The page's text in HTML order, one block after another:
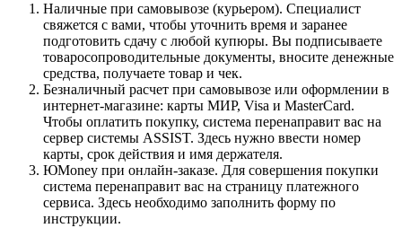
Наличные при самовывозе (курьером). Специалист
свяжется с вами, чтобы уточнить время и заранее
подготовить сдачу с любой купюры. Вы подписываете
товаросопроводительные документы, вносите денежные
средства, получаете товар и чек.
Безналичный расчет при самовывозе или оформлении в
интернет-магазине: карты МИР, Visa и MasterCard.
Чтобы оплатить покупку, система перенаправит вас на
сервер системы ASSIST. Здесь нужно ввести номер
карты, срок действия и имя держателя.
ЮMoney при онлайн-заказе. Для совершения покупки
система перенаправит вас на страницу платежного
сервиса. Здесь необходимо заполнить форму по
инструкции.